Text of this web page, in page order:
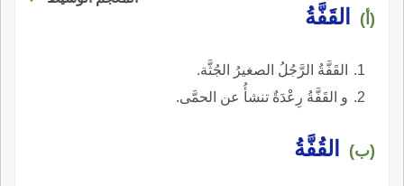
(أ) القَفَّةُ
القَفَّةُ الرَّجُلُ الصغيرُ الجُثَّة.
و القَفَّةُ رِعْدَةٌ تنشأُ عن الحمَّى.
(ب) القُفَّةُ